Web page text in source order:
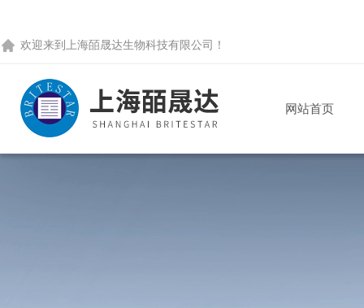
欢迎来到 上海皕晟达生物科技有限公司 ！
网站首页